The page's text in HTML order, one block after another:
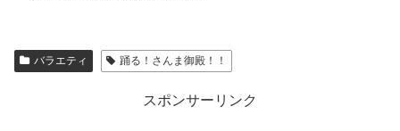
バラエティ 踊る！さんま御殿！！
スポンサーリンク